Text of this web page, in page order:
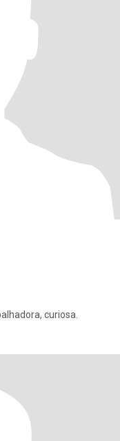
curiosa.